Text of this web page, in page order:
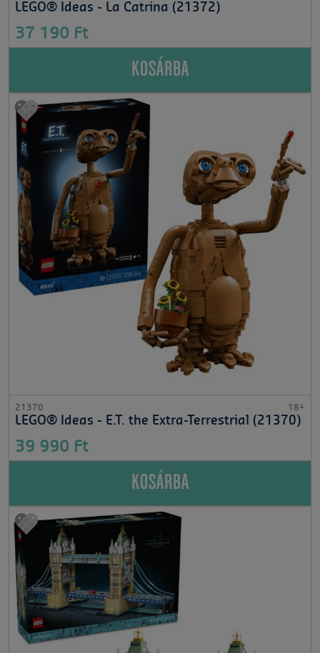
LEGO® Ideas - La Catrina (21372)
37 190 Ft
KOSÁRBA
21370 18+
LEGO® Ideas - E.T. the Extra-Terrestrial (21370)
39 990 Ft
KOSÁRBA